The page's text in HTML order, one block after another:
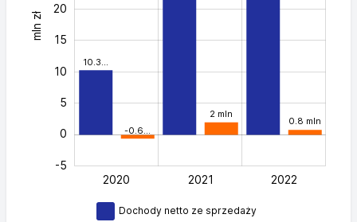
10.3…
-0.6…
2 mln
0.8 mln
mln zł
-5
0
5
10
15
20
L
2020 2021 2022
Dochody netto ze sprzedaży